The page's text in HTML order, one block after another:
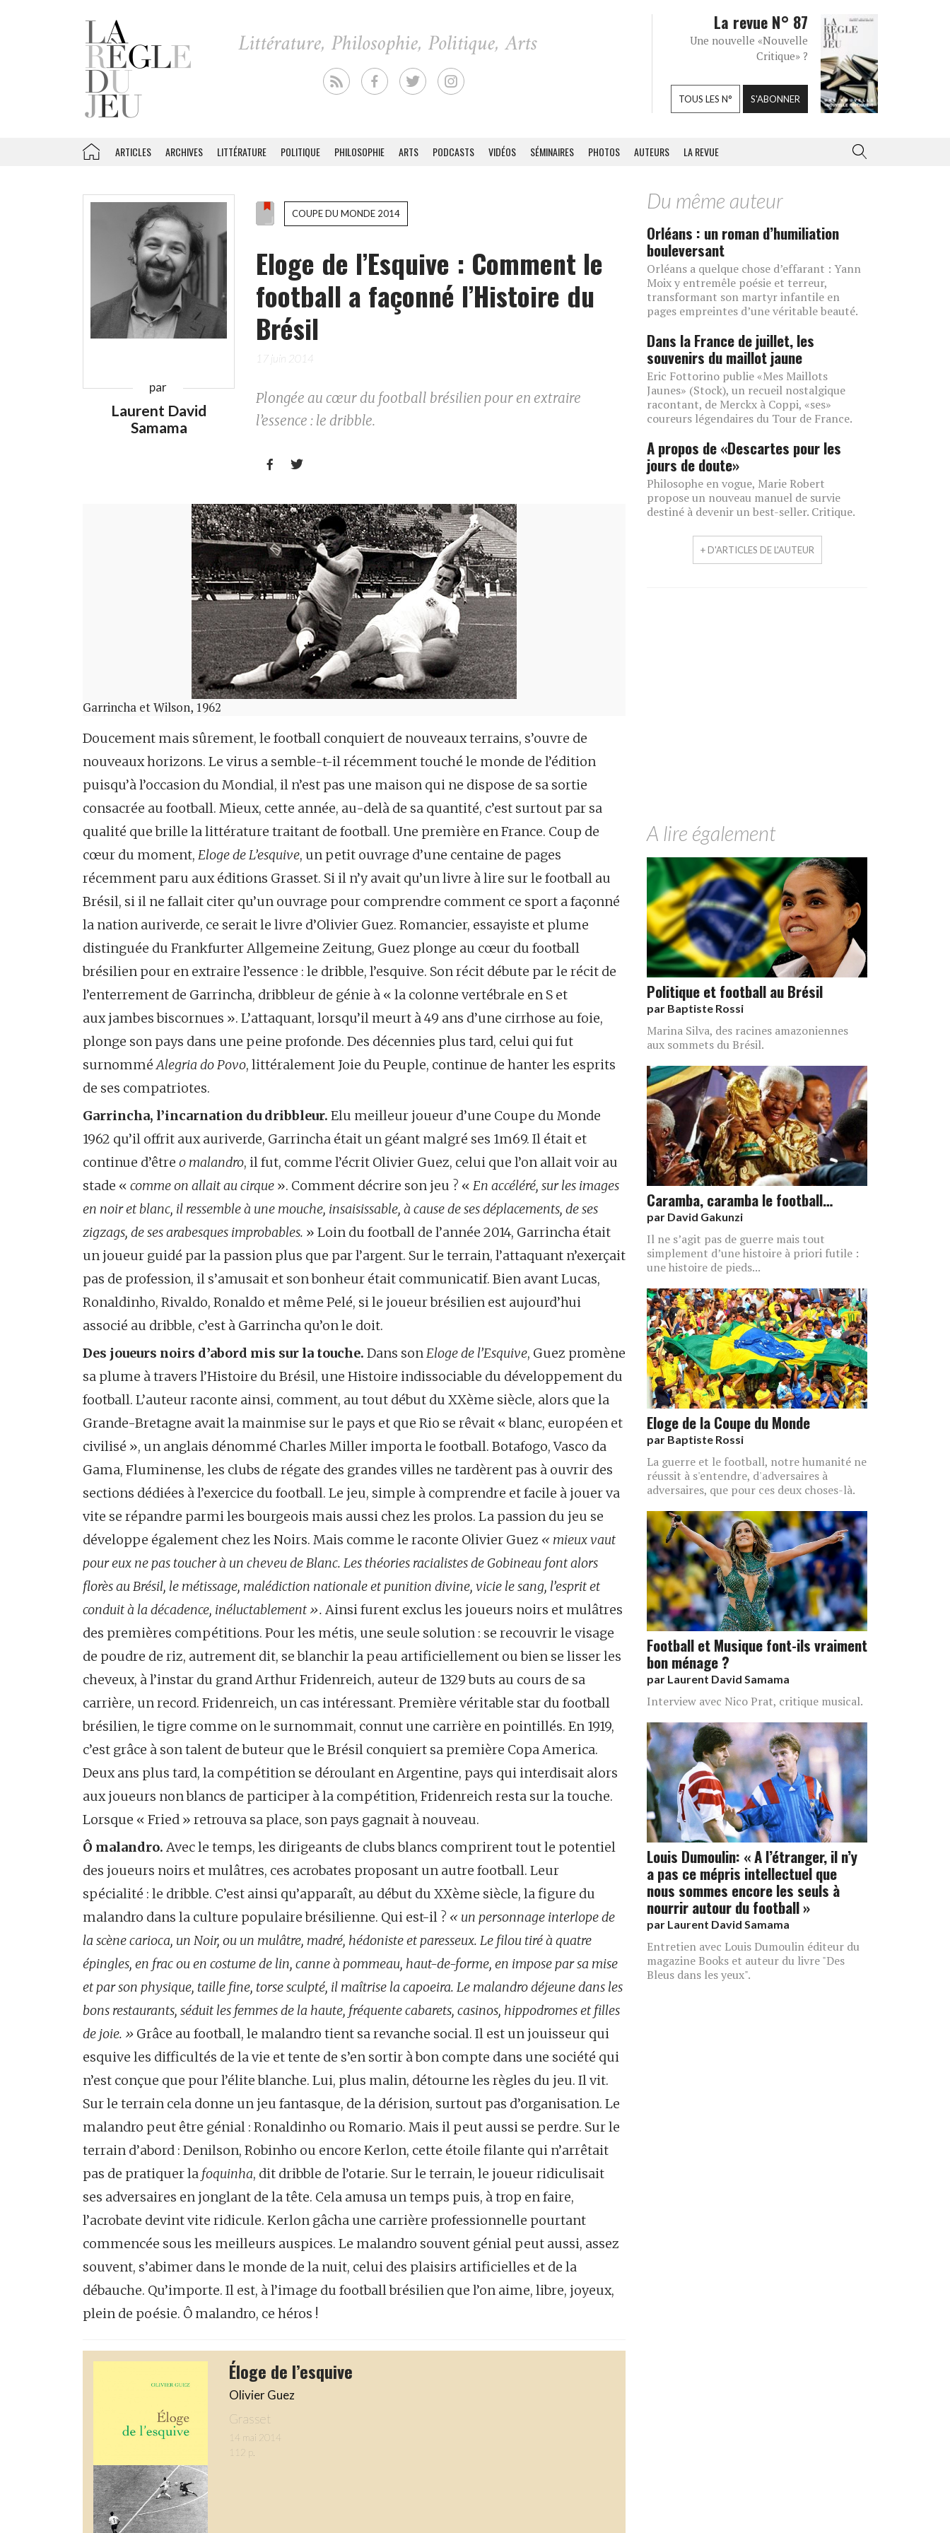
La revue N° 87
Une nouvelle «Nouvelle
Critique» ?
TOUS LES N° S'ABONNER
ARTICLES ARCHIVES LITTÉRATURE POLITIQUE PHILOSOPHIE ARTS PODCASTS VIDÉOS SÉMINAIRES PHOTOS AUTEURS LA REVUE
par
Laurent David
Samama
COUPE DU MONDE 2014
Eloge de l’Esquive : Comment le
football a façonné l’Histoire du
Brésil
17 juin 2014
Plongée au cœur du football brésilien pour en extraire
l’essence : le dribble.
 
Garrincha et Wilson, 1962
Doucement mais sûrement, le football conquiert de nouveaux terrains, s’ouvre de
nouveaux horizons. Le virus a semble-t-il récemment touché le monde de l’édition
puisqu’à l’occasion du Mondial, il n’est pas une maison qui ne dispose de sa sortie
consacrée au football. Mieux, cette année, au-delà de sa quantité, c’est surtout par sa
qualité que brille la littérature traitant de football. Une première en France. Coup de
cœur du moment, Eloge de L’esquive, un petit ouvrage d’une centaine de pages
récemment paru aux éditions Grasset. Si il n’y avait qu’un livre à lire sur le football au
Brésil, si il ne fallait citer qu’un ouvrage pour comprendre comment ce sport a façonné
la nation auriverde, ce serait le livre d’Olivier Guez. Romancier, essayiste et plume
distinguée du Frankfurter Allgemeine Zeitung, Guez plonge au cœur du football
brésilien pour en extraire l’essence : le dribble, l’esquive. Son récit débute par le récit de
l’enterrement de Garrincha, dribbleur de génie à « la colonne vertébrale en S et
aux jambes biscornues ». L’attaquant, lorsqu’il meurt à 49 ans d’une cirrhose au foie,
plonge son pays dans une peine profonde. Des décennies plus tard, celui qui fut
surnomméAlegria do Povo, littéralement Joie du Peuple, continue de hanter les esprits
de ses compatriotes.
Garrincha, l’incarnation du dribbleur. Elu meilleur joueur d’une Coupe du Monde
1962 qu’il offrit aux auriverde, Garrincha était un géant malgré ses 1m69. Il était et
continue d’être o malandro, il fut, comme l’écrit Olivier Guez, celui que l’on allait voir au
stade « comme on allait au cirque ». Comment décrire son jeu ? « En accéléré, sur les images
en noir et blanc, il ressemble à une mouche, insaisissable, à cause de ses déplacements, de ses
zigzags, de ses arabesques improbables. » Loin du football de l’année 2014, Garrincha était
un joueur guidé par la passion plus que par l’argent. Sur le terrain, l’attaquant n’exerçait
pas de profession, il s’amusait et son bonheur était communicatif. Bien avant Lucas,
Ronaldinho, Rivaldo, Ronaldo et même Pelé, si le joueur brésilien est aujourd’hui
associé au dribble, c’est à Garrincha qu’on le doit.
Des joueurs noirs d’abord mis sur la touche. Dans sonEloge de l’Esquive, Guez promène
sa plume à travers l’Histoire du Brésil, une Histoire indissociable du développement du
football. L’auteur raconte ainsi, comment, au tout début du XXème siècle, alors que la
Grande-Bretagne avait la mainmise sur le pays et que Rio se rêvait « blanc, européen et
civilisé », un anglais dénommé Charles Miller importa le football. Botafogo, Vasco da
Gama, Fluminense, les clubs de régate des grandes villes ne tardèrent pas à ouvrir des
sections dédiées à l’exercice du football. Le jeu, simple à comprendre et facile à jouer va
vite se répandre parmi les bourgeois mais aussi chez les prolos. La passion du jeu se
développe également chez les Noirs. Mais comme le raconte Olivier Guez « mieux vaut
pour eux ne pas toucher à un cheveu de Blanc. Les théories racialistes de Gobineau font alors
florès au Brésil, le métissage, malédiction nationale et punition divine, vicie le sang, l’esprit et
conduit à la décadence, inéluctablement ». Ainsi furent exclus les joueurs noirs et mulâtres
des premières compétitions. Pour les métis, une seule solution : se recouvrir le visage
de poudre de riz, autrement dit, se blanchir la peau artificiellement ou bien se lisser les
cheveux, à l’instar du grand Arthur Fridenreich, auteur de 1329 buts au cours de sa
carrière, un record. Fridenreich, un cas intéressant. Première véritable star du football
brésilien, le tigre comme on le surnommait, connut une carrière en pointillés. En 1919,
c’est grâce à son talent de buteur que le Brésil conquiert sa première Copa America.
Deux ans plus tard, la compétition se déroulant en Argentine, pays qui interdisait alors
aux joueurs non blancs de participer à la compétition, Fridenreich resta sur la touche.
Lorsque « Fried » retrouva sa place, son pays gagnait à nouveau.
Ô malandro. Avec le temps, les dirigeants de clubs blancs comprirent tout le potentiel
des joueurs noirs et mulâtres, ces acrobates proposant un autre football. Leur
spécialité : le dribble. C’est ainsi qu’apparaît, au début du XXème siècle, la figure du
malandro dans la culture populaire brésilienne. Qui est-il ? « un personnage interlope de
la scène carioca, un Noir, ou un mulâtre, madré, hédoniste et paresseux. Le filou tiré à quatre
épingles, en frac ou en costume de lin, canne à pommeau, haut-de-forme, en impose par sa mise
et par son physique, taille fine, torse sculpté, il maîtrise la capoeira. Le malandro déjeune dans les
bons restaurants, séduit les femmes de la haute, fréquente cabarets, casinos, hippodromes et filles
de joie. » Grâce au football, le malandro tient sa revanche social. Il est un jouisseur qui
esquive les difficultés de la vie et tente de s’en sortir à bon compte dans une société qui
n’est conçue que pour l’élite blanche. Lui, plus malin, détourne les règles du jeu. Il vit.
Sur le terrain cela donne un jeu fantasque, de la dérision, surtout pas d’organisation. Le
malandro peut être génial : Ronaldinho ou Romario. Mais il peut aussi se perdre. Sur le
terrain d’abord : Denilson, Robinho ou encore Kerlon, cette étoile filante qui n’arrêtait
pas de pratiquer la foquinha, dit dribble de l’otarie. Sur le terrain, le joueur ridiculisait
ses adversaires en jonglant de la tête. Cela amusa un temps puis, à trop en faire,
l’acrobate devint vite ridicule. Kerlon gâcha une carrière professionnelle pourtant
commencée sous les meilleurs auspices. Le malandro souvent génial peut aussi, assez
souvent, s’abimer dans le monde de la nuit, celui des plaisirs artificielles et de la
débauche. Qu’importe. Il est, à l’image du football brésilien que l’on aime, libre, joyeux,
plein de poésie. Ô malandro, ce héros !
Éloge de l’esquive
Olivier Guez
Grasset
14 mai 2014
112 p.
Du même auteur
Orléans : un roman d’humiliation
bouleversant
Orléans a quelque chose d’effarant : Yann
Moix y entremêle poésie et terreur,
transformant son martyr infantile en
pages empreintes d’une véritable beauté.
Dans la France de juillet, les
souvenirs du maillot jaune
Eric Fottorino publie «Mes Maillots
Jaunes» (Stock), un recueil nostalgique
racontant, de Merckx à Coppi, «ses»
coureurs légendaires du Tour de France.
A propos de «Descartes pour les
jours de doute»
Philosophe en vogue, Marie Robert
propose un nouveau manuel de survie
destiné à devenir un best-seller. Critique.
+ D'ARTICLES DE L'AUTEUR
A lire également
Politique et football au Brésil
par Baptiste Rossi
Marina Silva, des racines amazoniennes
aux sommets du Brésil.
Caramba, caramba le football…
par David Gakunzi
Il ne s’agit pas de guerre mais tout
simplement d’une histoire à priori futile :
une histoire de pieds...
Eloge de la Coupe du Monde
par Baptiste Rossi
La guerre et le football, notre humanité ne
réussit à s'entendre, d'adversaires à
adversaires, que pour ces deux choses-là.
Football et Musique font-ils vraiment
bon ménage ?
par Laurent David Samama
Interview avec Nico Prat, critique musical.
Louis Dumoulin: « A l’étranger, il n’y
a pas ce mépris intellectuel que
nous sommes encore les seuls à
nourrir autour du football »
par Laurent David Samama
Entretien avec Louis Dumoulin éditeur du
magazine Books et auteur du livre "Des
Bleus dans les yeux".